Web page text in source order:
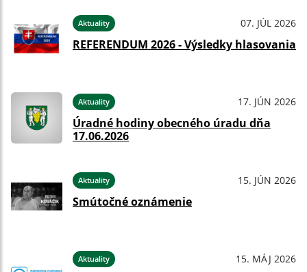
Aktuality 07. JÚL 2026
REFERENDUM 2026 - Výsledky hlasovania
Aktuality 17. JÚN 2026
Úradné hodiny obecného úradu dňa
17.06.2026
Aktuality 15. JÚN 2026
Smútočné oznámenie
Aktuality 15. MÁJ 2026